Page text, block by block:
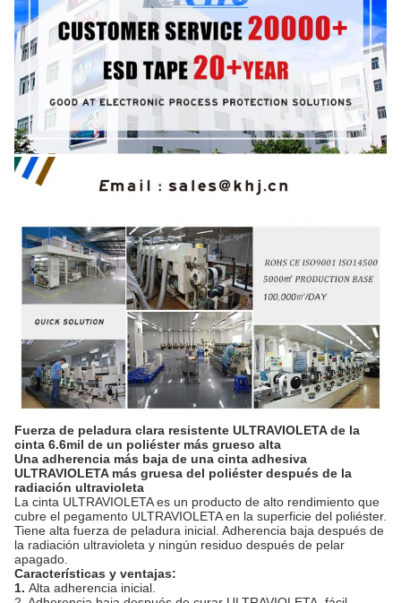
Fuerza de peladura clara resistente ULTRAVIOLETA de la
cinta 6.6mil de un poliéster más grueso alta
Una adherencia más baja de una cinta adhesiva
ULTRAVIOLETA más gruesa del poliéster después de la
radiación ultravioleta
La cinta ULTRAVIOLETA es un producto de alto rendimiento que
cubre el pegamento ULTRAVIOLETA en la superficie del poliéster.
Tiene alta fuerza de peladura inicial. Adherencia baja después de
la radiación ultravioleta y ningún residuo después de pelar
apagado.
Características y ventajas:
1. Alta adherencia inicial.